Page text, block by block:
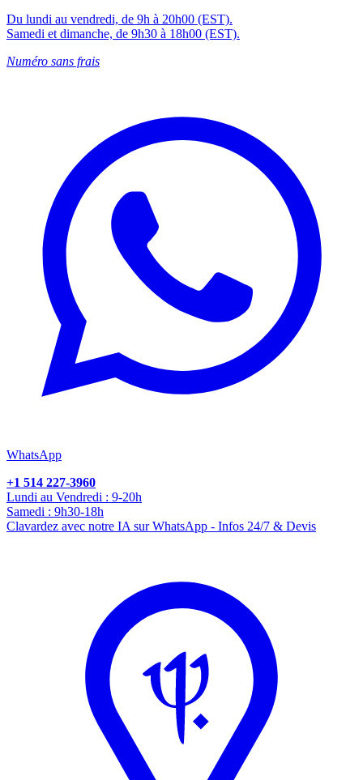
Du lundi au vendredi, de 9h à 20h00 (EST).
Samedi et dimanche, de 9h30 à 18h00 (EST).
Numéro sans frais
WhatsApp
+1 514 227-3960
Lundi au Vendredi : 9-20h
Samedi : 9h30-18h
Clavardez avec notre IA sur WhatsApp - Infos 24/7 & Devis